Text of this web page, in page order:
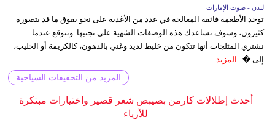
لندن - صوت الإمارات
توجد الأطعمة فائقة المعالجة في عدد من الأغذية على نحو يفوق ما قد يتصوره
كثيرون، وسوف تساعدك هذه الوصفات الشهية على تجنبها. ونتوقع عندما
نشتري المثلجات أنها تتكون من خليط لذيذ وغني بالدهون، كالكريمة أو الحليب،
إلى �... المزيد
المزيد من التحقيقات السياحية
أحدث إطلالات كارمن بصيبص شعر قصير واختيارات مبتكرة
للأزياء